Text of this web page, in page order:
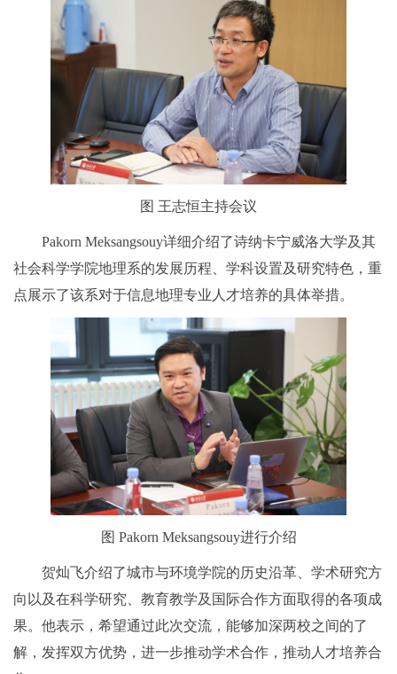
图 王志恒主持会议
Pakorn Meksangsouy详细介绍了诗纳卡宁威洛大学及其
社会科学学院地理系的发展历程、学科设置及研究特色，重
点展示了该系对于信息地理专业人才培养的具体举措。
图 Pakorn Meksangsouy进行介绍
贺灿飞介绍了城市与环境学院的历史沿革、学术研究方
向以及在科学研究、教育教学及国际合作方面取得的各项成
果。他表示，希望通过此次交流，能够加深两校之间的了
解，发挥双方优势，进一步推动学术合作，推动人才培养合